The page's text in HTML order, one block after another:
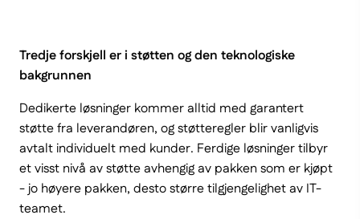
Tredje forskjell er i støtten og den teknologiske
bakgrunnen
Dedikerte løsninger kommer alltid med garantert
støtte fra leverandøren, og støtteregler blir vanligvis
avtalt individuelt med kunder. Ferdige løsninger tilbyr
et visst nivå av støtte avhengig av pakken som er kjøpt
- jo høyere pakken, desto større tilgjengelighet av IT-
teamet.